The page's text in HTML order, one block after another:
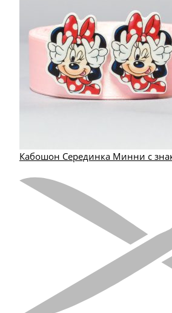
Кабошон Серединка Минни с